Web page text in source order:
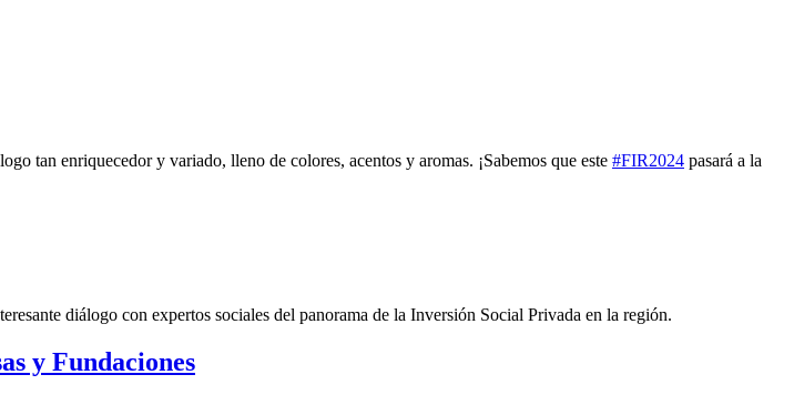
tan enriquecedor y variado, lleno de colores, acentos y aromas. ¡Sabemos que este #FIR2024 pasará a la
diálogo con expertos sociales del panorama de la Inversión Social Privada en la región.
y Fundaciones